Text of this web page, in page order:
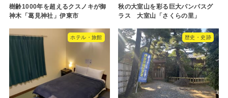
樹齢1000年を超えるクスノキが御
神木「葛見神社」伊東市
秋の大室山を彩る巨大パンパスグ
ラス 大室山「さくらの里」
ホテル・旅館 歴史・史跡